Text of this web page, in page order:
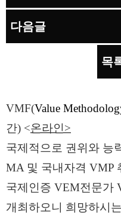
다음글
목
VMF(Value
간) <온라인>
국제적으로 권위와 능
MA 및 국내자격 VMP
국제인증 VEM전문가
개최하오니 희망하시는